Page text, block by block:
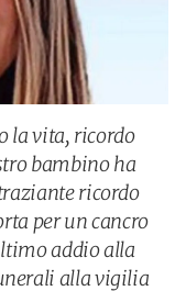
la vita, ricordo
bambino ha
ricordo
per un cancro
addio alla
alla vigilia